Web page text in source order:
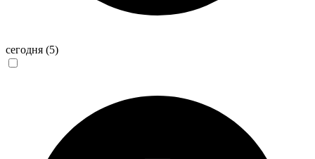
сегодня (5)